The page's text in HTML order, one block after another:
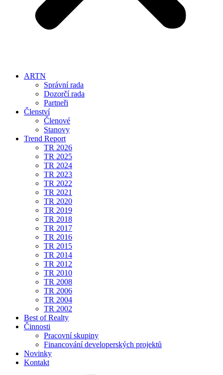
ARTN
Správní rada
Dozorčí rada
Partneři
Členství
Členové
Stanovy
Trend Report
TR 2026
TR 2025
TR 2024
TR 2023
TR 2022
TR 2021
TR 2020
TR 2019
TR 2018
TR 2017
TR 2016
TR 2015
TR 2014
TR 2012
TR 2010
TR 2008
TR 2006
TR 2004
TR 2002
Best of Realty
Činnosti
Pracovní skupiny
Financování developerských projektů
Novinky
Kontakt